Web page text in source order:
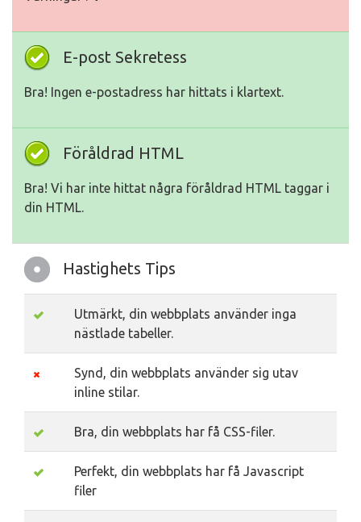
E-post Sekretess
Bra! Ingen e-postadress har hittats i klartext.
Föråldrad HTML
Bra! Vi har inte hittat några föråldrad HTML taggar i
din HTML.
Hastighets Tips
Utmärkt, din webbplats använder inga
nästlade tabeller.
Synd, din webbplats använder sig utav
inline stilar.
Bra, din webbplats har få CSS-filer.
Perfekt, din webbplats har få Javascript
filer